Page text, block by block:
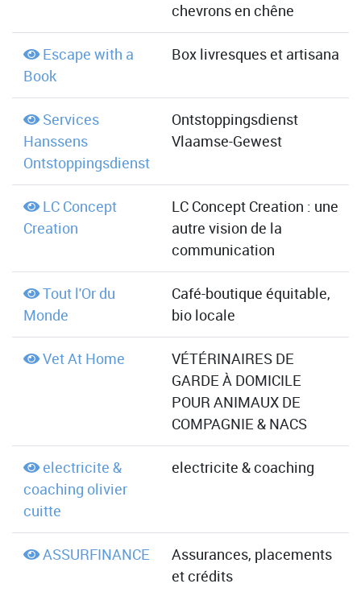
chevrons en chêne
Escape with a
Book
Box livresques et artisana
Services
Hanssens
Ontstoppingsdienst
Ontstoppingsdienst
Vlaamse-Gewest
LC Concept
Creation
LC Concept Creation : une
autre vision de la
communication
Tout l'Or du
Monde
Café-boutique équitable,
bio locale
Vet At Home
VÉTÉRINAIRES DE
GARDE À DOMICILE
POUR ANIMAUX DE
COMPAGNIE & NACS
electricite &
coaching olivier
cuitte
electricite & coaching
ASSURFINANCE
Assurances, placements
et crédits